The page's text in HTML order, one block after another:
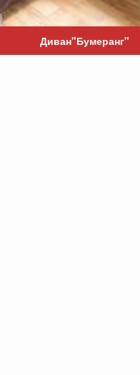
Диван"Бумеранг"